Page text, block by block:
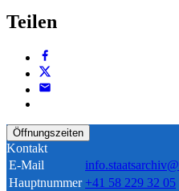
Teilen
Öffnungszeiten
Kontakt
E-Mail
Hauptnummer +41 58 229 32 05